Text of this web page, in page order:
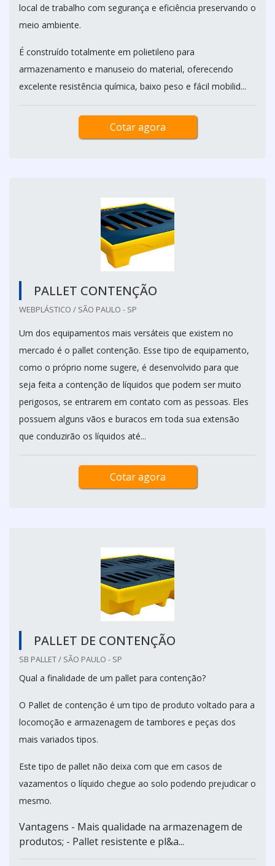
local de trabalho com segurança e eficiência preservando o
meio ambiente.
É construído totalmente em polietileno para
armazenamento e manuseio do material, oferecendo
excelente resistência química, baixo peso e fácil mobilid...
Cotar agora
PALLET CONTENÇÃO
WEBPLÁSTICO / SÃO PAULO - SP
Um dos equipamentos mais versáteis que existem no
mercado é o pallet contenção. Esse tipo de equipamento,
como o próprio nome sugere, é desenvolvido para que
seja feita a contenção de líquidos que podem ser muito
perigosos, se entrarem em contato com as pessoas. Eles
possuem alguns vãos e buracos em toda sua extensão
que conduzirão os líquidos até...
Cotar agora
PALLET DE CONTENÇÃO
SB PALLET / SÃO PAULO - SP
Qual a finalidade de um pallet para contenção?
O Pallet de contenção é um tipo de produto voltado para a
locomoção e armazenagem de tambores e peças dos
mais variados tipos.
Este tipo de pallet não deixa com que em casos de
vazamentos o líquido chegue ao solo podendo prejudicar o
mesmo.
Vantagens - Mais qualidade na armazenagem de
produtos; - Pallet resistente e pl&a...